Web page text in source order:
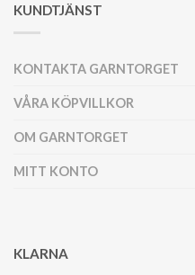
KUNDTJÄNST
KONTAKTA GARNTORGET
VÅRA KÖPVILLKOR
OM GARNTORGET
MITT KONTO
KLARNA